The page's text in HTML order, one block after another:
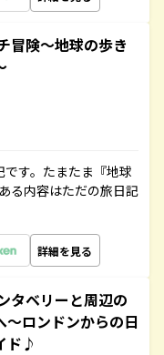
冒険～地球の歩き
す。たまたま『地球
る内容はただの旅日記
詳細を見る
タベリーと周辺の
～ロンドンからの日
ド♪